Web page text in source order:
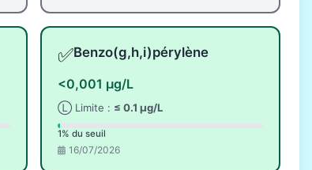
✅Benzo(g,h,i)pérylène
<0,001 µg/L
Ⓛ Limite : ≤ 0.1 µg/L
1% du seuil
16/07/2026